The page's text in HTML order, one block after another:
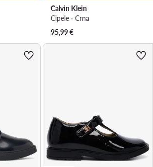
Calvin Klein
Cipele · Crna
95,99€